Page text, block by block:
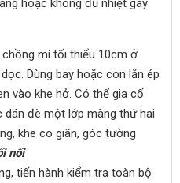
hoặc không đủ nhiệt gây
mí tối thiểu 10cm ở
Dùng bay hoặc con lăn ép
vào khe hở. Có thể gia cố
đè một lớp màng thứ hai
khe co giãn, góc tường
nối
tiến hành kiểm tra toàn bộ